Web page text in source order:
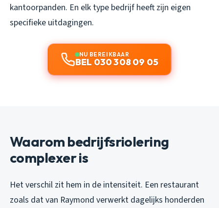
kantoorpanden. En elk type bedrijf heeft zijn eigen
specifieke uitdagingen.
NU BEREIKBAAR
BEL 030 308 09 05
Waarom bedrijfsriolering
complexer is
Het verschil zit hem in de intensiteit. Een restaurant
zoals dat van Raymond verwerkt dagelijks honderden